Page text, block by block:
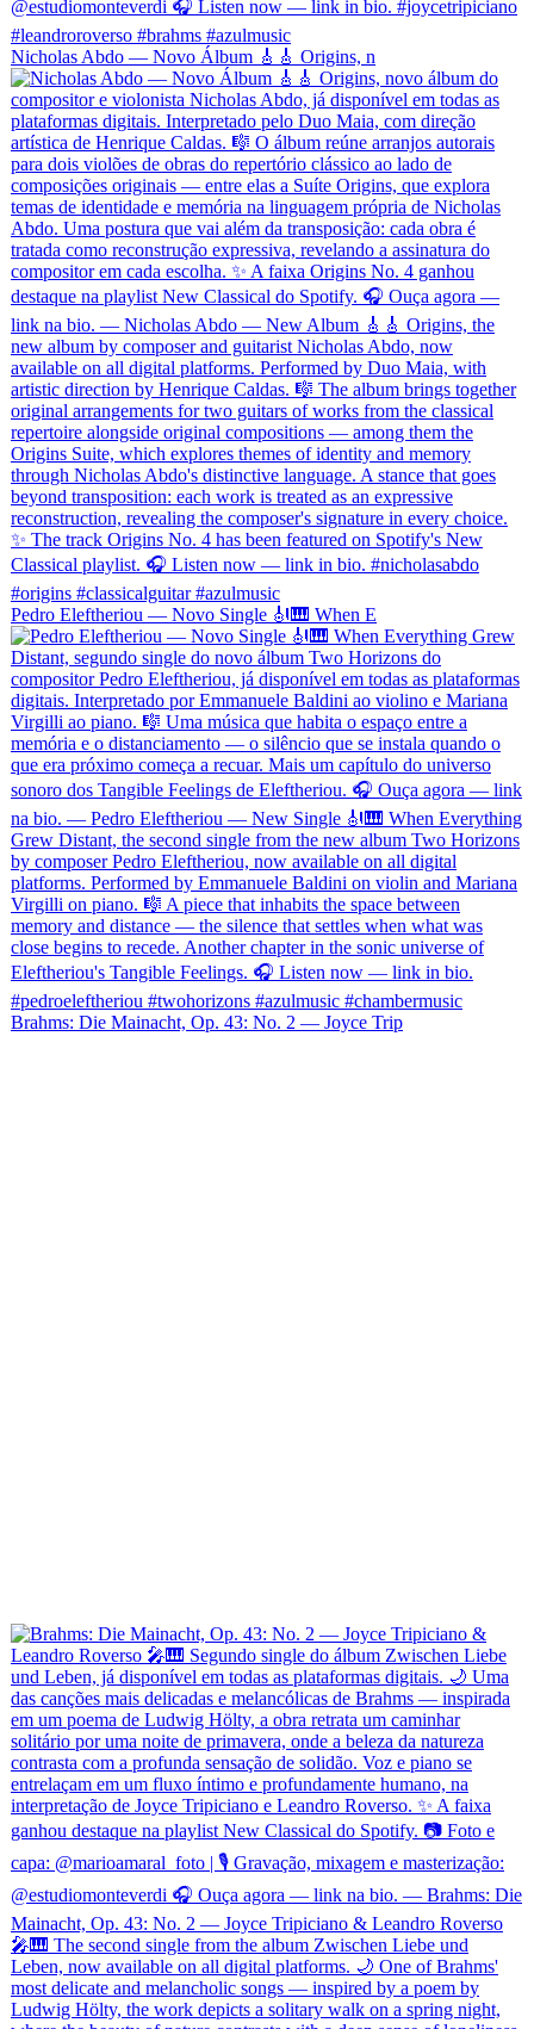
Nicholas Abdo — Novo Álbum 🎸🎸 Origins, n
Pedro Eleftheriou — Novo Single 🎻🎹 When E
Brahms: Die Mainacht, Op. 43: No. 2 — Joyce Trip